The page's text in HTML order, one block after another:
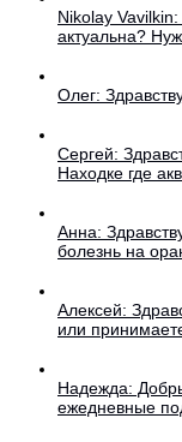
Nikolay
актуальна?
Олег:
Сергей:
Находке где
Анна:
болезнь на
Алексей:
или
Надежда:
ежедневные